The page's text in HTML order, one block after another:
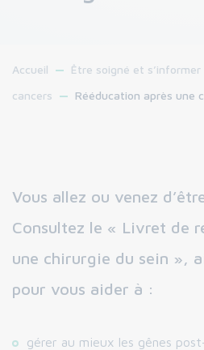
Accueil Être soigné et s’informer
cancers
Rééducation après une
Vous allez ou venez
Consultez le « Livret de
une chirurgie du sein »,
pour vous aider à :
gérer au mieux les gênes